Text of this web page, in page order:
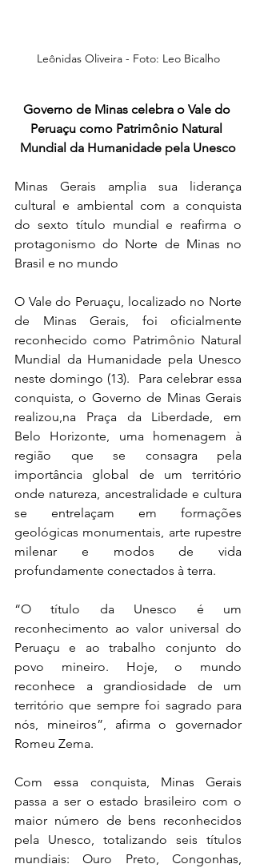
Leônidas Oliveira - Foto: Leo Bicalho
Governo de Minas celebra o Vale do
Peruaçu como Patrimônio Natural
Mundial da Humanidade pela Unesco
Minas Gerais amplia sua liderança
cultural e ambiental com a conquista
do sexto título mundial e reafirma o
protagonismo do Norte de Minas no
Brasil e no mundo
O Vale do Peruaçu, localizado no Norte
de Minas Gerais, foi oficialmente
reconhecido como Patrimônio Natural
Mundial da Humanidade pela Unesco
neste domingo (13).  Para celebrar essa
conquista, o Governo de Minas Gerais
realizou,na Praça da Liberdade, em
Belo Horizonte, uma homenagem à
região que se consagra pela
importância global de um território
onde natureza, ancestralidade e cultura
se entrelaçam em formações
geológicas monumentais, arte rupestre
milenar e modos de vida
profundamente conectados à terra.
“O título da Unesco é um
reconhecimento ao valor universal do
Peruaçu e ao trabalho conjunto do
povo mineiro. Hoje, o mundo
reconhece a grandiosidade de um
território que sempre foi sagrado para
nós, mineiros”, afirma o governador
Romeu Zema.
Com essa conquista, Minas Gerais
passa a ser o estado brasileiro com o
maior número de bens reconhecidos
pela Unesco, totalizando seis títulos
mundiais: Ouro Preto, Congonhas,